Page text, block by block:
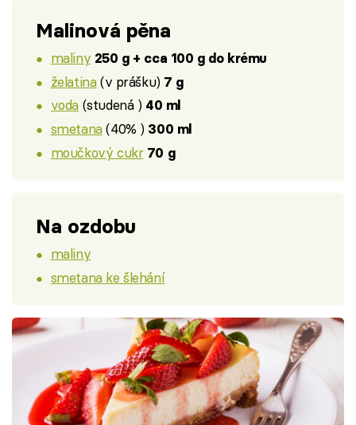
Malinová pěna
maliny 250 g + cca 100 g do krému
želatina(v prášku) 7 g
voda (studená ) 40 ml
smetana(40% ) 300 ml
moučkový cukr 70 g
Na ozdobu
maliny
smetana ke šlehání